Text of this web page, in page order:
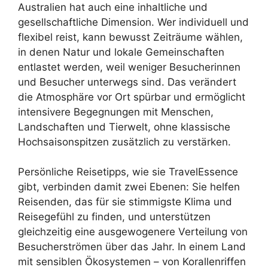
Australien hat auch eine inhaltliche und
gesellschaftliche Dimension. Wer individuell und
flexibel reist, kann bewusst Zeiträume wählen,
in denen Natur und lokale Gemeinschaften
entlastet werden, weil weniger Besucherinnen
und Besucher unterwegs sind. Das verändert
die Atmosphäre vor Ort spürbar und ermöglicht
intensivere Begegnungen mit Menschen,
Landschaften und Tierwelt, ohne klassische
Hochsaisonspitzen zusätzlich zu verstärken.
Persönliche Reisetipps, wie sie TravelEssence
gibt, verbinden damit zwei Ebenen: Sie helfen
Reisenden, das für sie stimmigste Klima und
Reisegefühl zu finden, und unterstützen
gleichzeitig eine ausgewogenere Verteilung von
Besucherströmen über das Jahr. In einem Land
mit sensiblen Ökosystemen – von Korallenriffen